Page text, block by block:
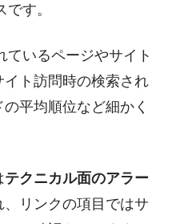
す。
ているページやサイト
ト訪問時の検索され
平均順位など細かく
テクニカル面のアラー
、リンクの項目ではサ